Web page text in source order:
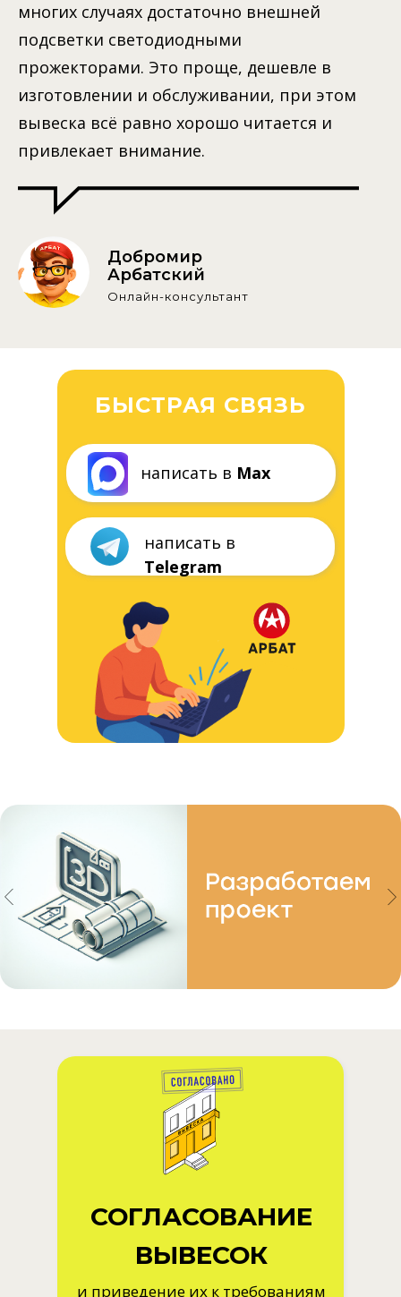
многих случаях достаточно внешней
подсветки светодиодными
прожекторами. Это проще, дешевле в
изготовлении и обслуживании, при этом
вывеска всё равно хорошо читается и
привлекает внимание.
Добромир
Арбатский
Онлайн-консультант
СОГЛАСОВАНИЕ
ВЫВЕСОК
и приведение их к требованиям